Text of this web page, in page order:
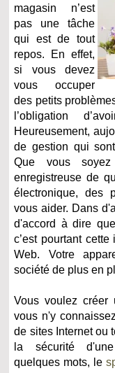
magasin n’est
pas une tâche
qui est de tout
repos. En effet,
si vous devez
vous occuper
des petits
l’obligation
Heureusement,
de gestion qui
Que vous
enregistreuse de
électronique, des
vous aider. Dans
d'accord à dire
c’est pourtant
Web. Votre
société de plus en
Vous voulez créer
vous n'y
de sites Internet ou
la sécurité
quelques mots, le